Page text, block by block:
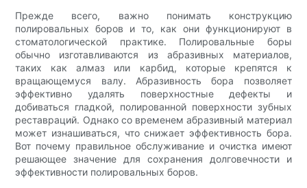
Прежде всего, важно понимать конструкцию
полировальных боров и то, как они функционируют в
стоматологической практике. Полировальные боры
обычно изготавливаются из абразивных материалов,
таких как алмаз или карбид, которые крепятся к
вращающемуся валу. Абразивность бора позволяет
эффективно удалять поверхностные дефекты и
добиваться гладкой, полированной поверхности зубных
реставраций. Однако со временем абразивный материал
может изнашиваться, что снижает эффективность бора.
Вот почему правильное обслуживание и очистка имеют
решающее значение для сохранения долговечности и
эффективности полировальных боров.